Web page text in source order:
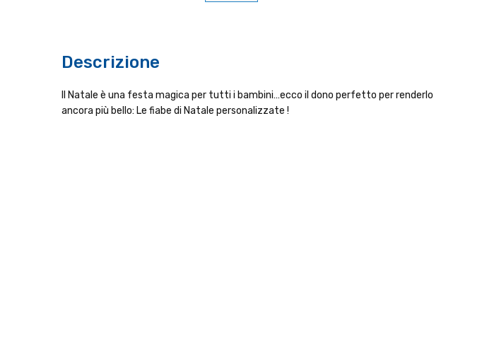
Descrizione
Il Natale è una festa magica per tutti i bambini…ecco il dono perfetto per renderlo
ancora più bello: Le fiabe di Natale personalizzate !